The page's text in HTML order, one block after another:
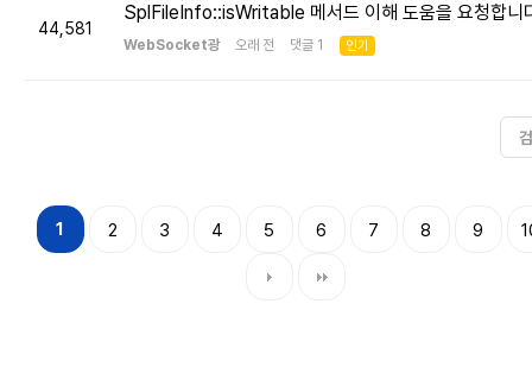
44,581
SplFileInfo::isWritable 메서드 이해 도움을 요청합니
WebSocket광 오래 전 댓글 1 인기
1 2 3 4 5 6 7 8 9